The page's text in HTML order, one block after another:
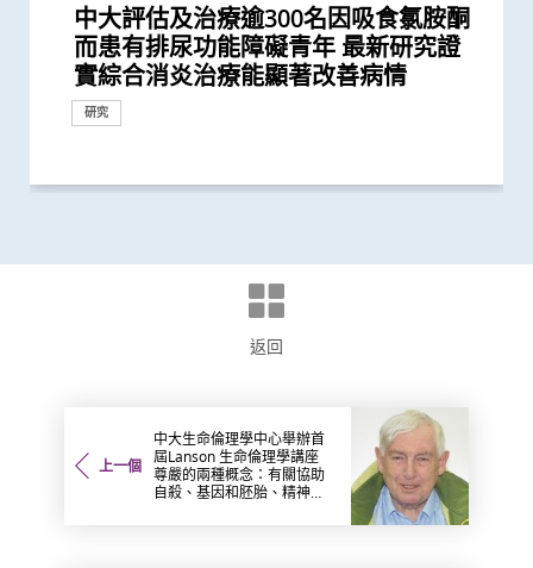
中大評估及治療逾300名因吸食氯胺酮
而患有排尿功能障礙青年 最新研究證
實綜合消炎治療能顯著改善病情
研究
中大醫學院研「前列腺動脈栓塞術」治
前列腺肥大 9成病人經新法治療後可正
常排尿
臨床服務
中大青少年泌尿治療中心今天開幕
捐款
中大醫學院與海外外科專家聯合建議
新冠患者將手術延後七星期以減低死亡
風險
國際合作
中大完成全球首個多專科單孔微創機械
人手術臨床研究 證新技術有效深入以
往難達位置進行精準治療
外科創新技術
中大發現本港學童便秘與家庭及環境因
素息息相關
研究
中大率先發現吸毒劑量對青少年膀胱功
能有負面影響
研究
中大醫學院聯同內地團隊創立全球首個
統一食道癌分型系統 開發人工智能工
具「imECMS」助普及食道癌精準治療
研究
中大研發經動脈碘栓塞化療無水新藥物
配方治療肝細胞癌 無惡化存活期顯著
延長一倍
研究
中大率先在港引入前列腺癌多模式局部
定位治療 大幅降低手術及住院時間、
創傷和後遺症
外科創新技術
懷未足月孖胎孕婦急性主動脈撕裂 情
況極罕見危急 中大威院跨專科團隊成
功為孕婦緊急修復主動脈保三命
臨床服務
中大利用港產内鏡手術機械人 完成全
球首個機械人輔助「經尿道膀胱腫瘤整
塊切除術」治膀胱癌
外科創新技術
中大研究證實「經尿道膀胱腫瘤整塊切
除術」較傳統手術治療更有效減低膀胱
癌復發機會
研究
中大醫學院證實以AI輔助大腸內窺鏡檢
查 腺瘤檢測率增加四成 並成功訓練AI
輔助早期消化道癌症治療
外科創新技術
中大醫學院證實內窺鏡胃腸繞道術治療
惡性胃出口阻塞 成效更高、住院時間
更短
研究
中大在大中華地區首次引入嶄新組合式
機械人手術系統 在根治性前列腺切除
手術效果滿意
外科創新技術
中大研究證搭橋手術後妥善管理血脂水
平 對減低長遠心臟併發症風險至關重
要
研究
中大完成全球首例機械人輔助支氣管鏡
微波消融術治療肺轉移
外科創新技術
中大領導亞洲多地專家進行研究顯示
「機械人輔助根治性全膀胱切除連體內
尿路重建手術」減出血量及加快術後...
研究
中大及浸大推出「精胺風險評分」診斷
前列腺癌
研究
中大發現能預測「前列腺動脈栓塞術」
成效的指標 可避免良性前列腺肥大患
者術後出現副作用
研究
中大醫學院研究顯示吸煙為全球膀胱癌
主因 聯同多國專家制訂「經尿道膀胱
腫瘤整塊切除術」的臨床指引
研究
中大賽馬會齊心防癌計劃公布首3,500
名市民篩查結果 顯示「一站式多樣癌
症篩查」有效
健康推廣計劃
中大證新冠嬰孩患者糞便帶病毒 可成
隱形傳播者 成立新冠病毒檢測中心 致
力為嬰幼兒作糞便檢測
研究
中大全基因組測序技術為慣性流產夫婦
作更精準的遺傳病因檢測及診斷
研究
中大成功應用混合手術室「經氣管微波
消融術」 無創治肺癌成亞太首例
外科創新技術
中大與世界頂尖學府加強跨學科醫療機
械人研究合作 重塑醫學診斷和治療的
未來發展
國際合作
中大利用「混合手術室」結合「電磁導
航支氣管鏡」技術 實時影像追蹤及抽
取微細病變組織 能診治少至2毫米...
外科創新技術
中大研究證「消融化療栓塞術」有效延
長肝癌患者無惡化存活期兩倍
研究
中大全球首項研究確認新大腸癌高風險
群組
研究
中大篩查發現每三名社區長者就有一人
患腦小血管病 藉世界中風日呼籲及早
預防
臨床服務
中大率先引入「高頻信號檢測」技術以
確定腦部手術範圍 有效提升複雜性腦
癇症手術成效約三成
外科創新技術
中大推行香港兒童眼疾普查研究計劃
臨床服務
中大及威院共同引入超新科技3D醫學
影像系統 輻射量較傳統X光減少逾九成
臨床服務
中大醫學院婦科李天照教授傳媒茶聚
談慣性流產
臨床服務
中大醫學院成功植入「脈衝產生器」醫
治胃酸倒流
外科創新技術
中大提倡結合房顫篩查及藥物教育 助
長者減低中風風險
臨床服務
中大成立何善衡泌尿中心加強本地前列
腺癌的早期診斷和治療
臨床服務
大腸癌將成為香港頭號癌症 中大引入
大腸膠囊內視鏡助預防大腸癌
外科創新技術
中大證實無創性手術能有效治療腦動靜
脈畸形
臨床服務
中大促請單車使用者佩戴頭盔及其他防
護措施 以減輕意外引致的腦創傷
研究
「醫工合作．完美醫療」 中大舉辦公
眾教育活動 分享電腦輔助手術與臨床
管理的豐碩成果
健康推廣計劃
中大率先在本港利用深腦刺激治療遲發
性肌張力失調症
外科創新技術
返回
上一個
中大生命倫理學中心舉辦首
屆Lanson 生命倫理學講座
尊嚴的兩種概念：有關協助
自殺、基因和胚胎、精神病